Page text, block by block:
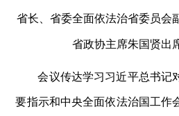
省长、省委全面依法治省委员会
省政协主席朱国贤
会议传达学习习近平总书记
要指示和中央全面依法治国工作